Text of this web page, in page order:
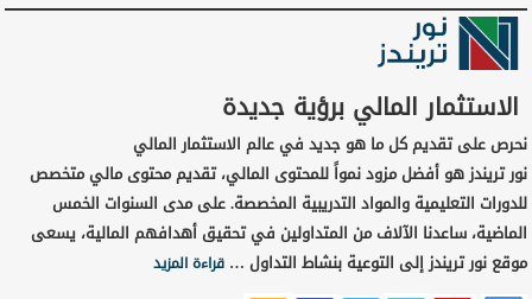
الاستثمار المالي برؤية جديدة
نحرص على تقديم كل ما هو جديد في عالم الاستثمار المالي
نور تريندز هو أفضل مزود نمواً للمحتوى المالي، تقديم محتوى مالي متخصص
للدورات التعليمية والمواد التدريبية المخصصة. على مدى السنوات الخمس
الماضية، ساعدنا الآلاف من المتداولين في تحقيق أهدافهم المالية، يسعى
موقع نور تريندز إلى التوعية بنشاط التداول …قراءة المزيد